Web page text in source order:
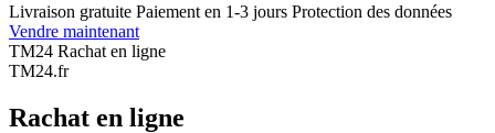
Livraison gratuite Paiement en 1-3 jours Protection des données
Vendre maintenant
TM24 Rachat en ligne
TM24.fr
Rachat en ligne